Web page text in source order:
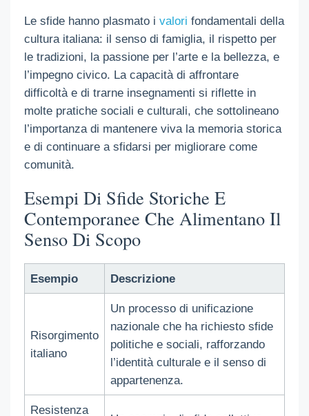
Le sfide hanno plasmato i valori fondamentali della
cultura italiana: il senso di famiglia, il rispetto per
le tradizioni, la passione per l’arte e la bellezza, e
l’impegno civico. La capacità di affrontare
difficoltà e di trarne insegnamenti si riflette in
molte pratiche sociali e culturali, che sottolineano
l’importanza di mantenere viva la memoria storica
e di continuare a sfidarsi per migliorare come
comunità.
Esempi Di Sfide Storiche E
Contemporanee Che Alimentano Il
Senso Di Scopo
Esempio Descrizione
Risorgimento
italiano
Un processo di unificazione
nazionale che ha richiesto sfide
politiche e sociali, rafforzando
l’identità culturale e il senso di
appartenenza.
Resistenza